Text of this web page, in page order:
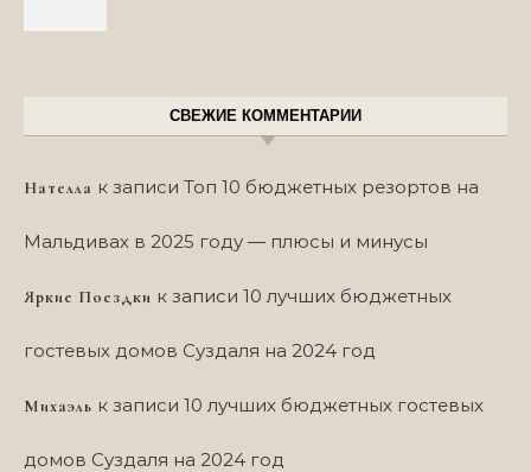
СВЕЖИЕ КОММЕНТАРИИ
Нателла к записи Топ 10 бюджетных резортов на
Мальдивах в 2025 году — плюсы и минусы
Яркие Поездки к записи 10 лучших бюджетных
гостевых домов Суздаля на 2024 год
Михаэль к записи 10 лучших бюджетных гостевых
домов Суздаля на 2024 год